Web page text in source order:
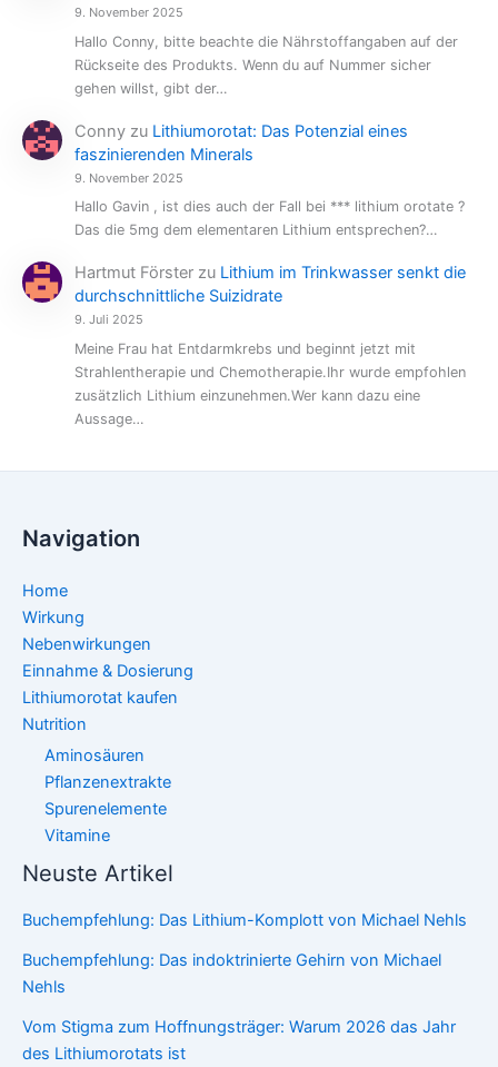
9. November 2025
Hallo Conny, bitte beachte die Nährstoffangaben auf der
Rückseite des Produkts. Wenn du auf Nummer sicher
gehen willst, gibt der…
Conny zu Lithiumorotat: Das Potenzial eines
faszinierenden Minerals
9. November 2025
Hallo Gavin , ist dies auch der Fall bei *** lithium orotate ?
Das die 5mg dem elementaren Lithium entsprechen?…
Hartmut Förster zu Lithium im Trinkwasser senkt die
durchschnittliche Suizidrate
9. Juli 2025
Meine Frau hat Entdarmkrebs und beginnt jetzt mit
Strahlentherapie und Chemotherapie.Ihr wurde empfohlen
zusätzlich Lithium einzunehmen.Wer kann dazu eine
Aussage…
Navigation
Home
Wirkung
Nebenwirkungen
Einnahme & Dosierung
Lithiumorotat kaufen
Nutrition
Aminosäuren
Pflanzenextrakte
Spurenelemente
Vitamine
Neuste Artikel
Buchempfehlung: Das Lithium-Komplott von Michael Nehls
Buchempfehlung: Das indoktrinierte Gehirn von Michael
Nehls
Vom Stigma zum Hoffnungsträger: Warum 2026 das Jahr
des Lithiumorotats ist